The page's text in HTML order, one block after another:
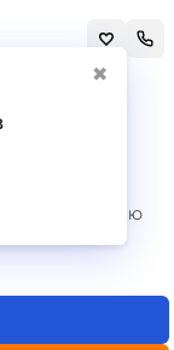
✖
информацию